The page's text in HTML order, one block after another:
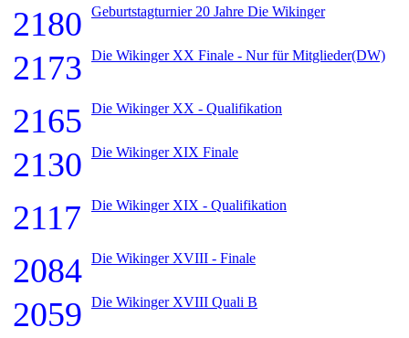
2180 Geburtstagturnier 20 Jahre Die Wikinger
2173 Die Wikinger XX Finale - Nur für Mitglieder(DW)
2165 Die Wikinger XX - Qualifikation
2130 Die Wikinger XIX Finale
2117 Die Wikinger XIX - Qualifikation
2084 Die Wikinger XVIII - Finale
2059 Die Wikinger XVIII Quali B